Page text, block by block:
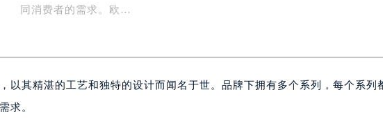
同消费者的需求。欧…
以其精湛的工艺和独特的设计而闻名于世。品牌下拥有多个系列，每个系列
求。